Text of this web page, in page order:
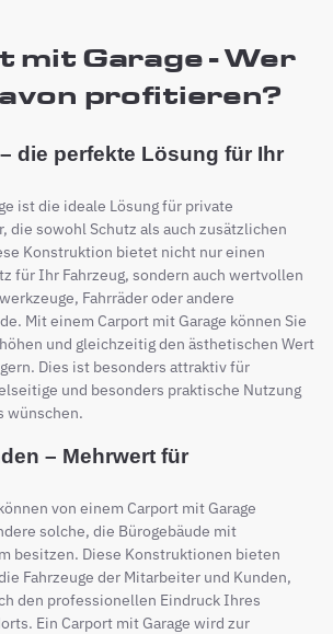
mit Garage - Wer
profitieren?
die perfekte Lösung für Ihr
ist die ideale Lösung für private
die sowohl Schutz als auch zusätzlichen
Konstruktion bietet nicht nur einen
für Ihr Fahrzeug, sondern auch wertvollen
Fahrräder oder andere
Mit einem Carport mit Garage können Sie
und gleichzeitig den ästhetischen Wert
Dies ist besonders attraktiv für
und besonders praktische Nutzung
wünschen.
– Mehrwert für
von einem Carport mit Garage
solche, die Bürogebäude mit
besitzen. Diese Konstruktionen bieten
Fahrzeuge der Mitarbeiter und Kunden,
den professionellen Eindruck Ihres
Ein Carport mit Garage wird zur